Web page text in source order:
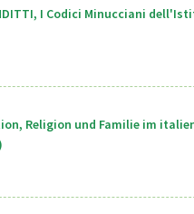
I Codici Minucciani
Religion und Familie im